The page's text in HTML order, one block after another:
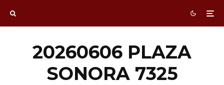
20260606 PLAZA
SONORA 7325